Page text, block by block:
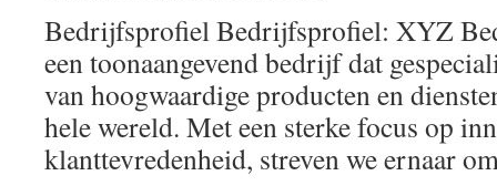
Bedrijfsprofiel Bedrijfsprofiel: XYZ
een toonaangevend bedrijf dat
van hoogwaardige producten en
hele wereld. Met een sterke focus op
klanttevredenheid, streven we ernaar